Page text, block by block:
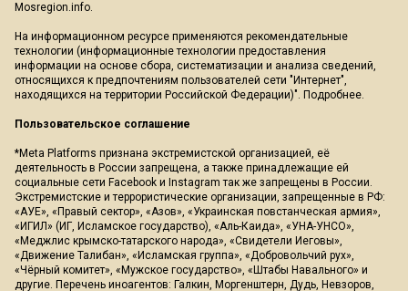
Mosregion.info.
На информационном ресурсе применяются рекомендательные
технологии (информационные технологии предоставления
информации на основе сбора, систематизации и анализа сведений,
относящихся к предпочтениям пользователей сети "Интернет",
находящихся на территории Российской Федерации)". Подробнее.
Пользовательское соглашение
*Meta Platforms признана экстремистской организацией, её
деятельность в России запрещена, а также принадлежащие ей
социальные сети Facebook и Instagram так же запрещены в России.
Экстремистские и террористические организации, запрещенные в РФ:
«АУЕ», «Правый сектор», «Азов», «Украинская повстанческая армия»,
«ИГИЛ» (ИГ, Исламское государство), «Аль-Каида», «УНА-УНСО»,
«Меджлис крымско-татарского народа», «Свидетели Иеговы»,
«Движение Талибан», «Исламская группа», «Добровольчий рух»,
«Чёрный комитет», «Мужское государство», «Штабы Навального» и
другие. Перечень иноагентов: Галкин, Моргенштерн, Дудь, Невзоров,